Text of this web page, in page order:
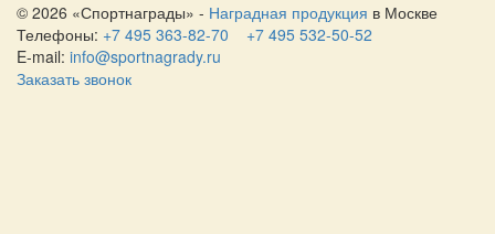
© 2026 «Спортнаграды» - Наградная продукция в Москве
Телефоны: +7 495 363-82-70
+7 495 532-50-52
E-mail: info@sportnagrady.ru
Заказать звонок